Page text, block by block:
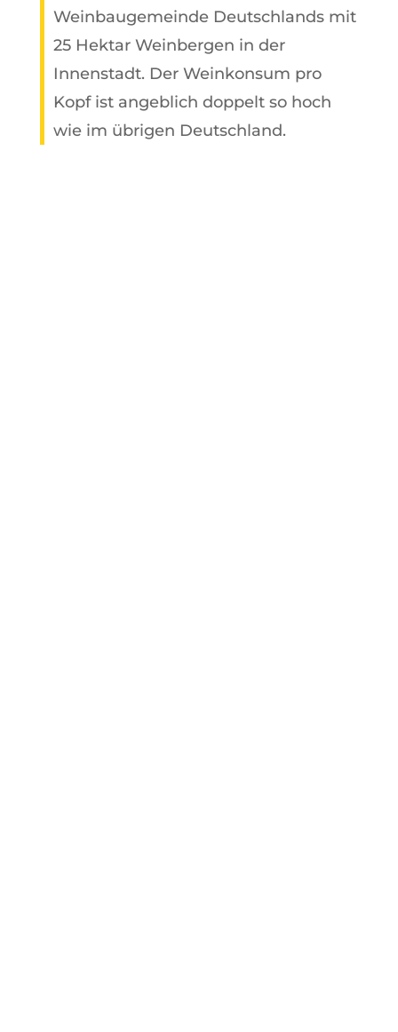
Weinbaugemeinde Deutschlands mit
25 Hektar Weinbergen in der
Innenstadt. Der Weinkonsum pro
Kopf ist angeblich doppelt so hoch
wie im übrigen Deutschland.